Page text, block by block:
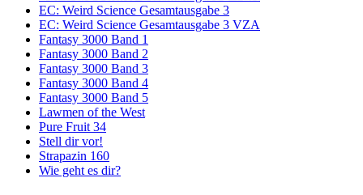
EC: Weird Science Gesamtausgabe 3
EC: Weird Science Gesamtausgabe 3 VZA
Fantasy 3000 Band 1
Fantasy 3000 Band 2
Fantasy 3000 Band 3
Fantasy 3000 Band 4
Fantasy 3000 Band 5
Lawmen of the West
Pure Fruit 34
Stell dir vor!
Strapazin 160
Wie geht es dir?